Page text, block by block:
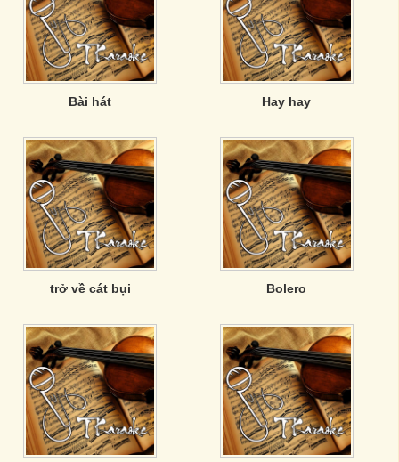
Bài hát Hay hay
trở về cát bụi Bolero